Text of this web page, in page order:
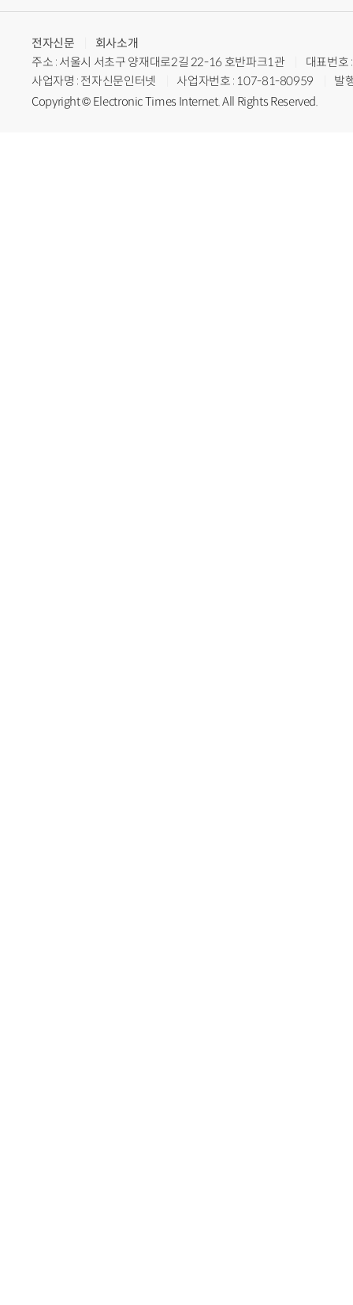
전자신문
회사소개
주소 : 서울시 서초구 양재대로2길 22-16 호반파크1관
대표번
사업자명 : 전자신문인터넷
사업자번호 : 107-81-80959
발
Copyright © Electronic Times Internet. All Rights Reserved.